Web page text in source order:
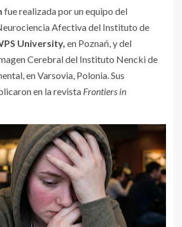
fue realizada por un equipo del
Afectiva del Instituto de
University, en Poznań, y del
Cerebral del Instituto Nencki de
en Varsovia, Polonia. Sus
en la revista Frontiers in